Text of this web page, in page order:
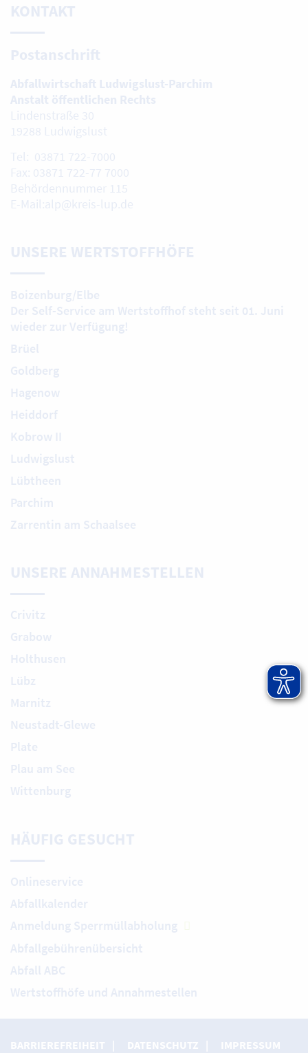
KONTAKT
Postanschrift
Abfallwirtschaft Ludwigslust-Parchim
Anstalt öffentlichen Rechts
Lindenstraße 30
19288 Ludwigslust
Tel: 03871 722-7000
Fax: 03871 722-77 7000
Behördennummer 115
E-Mail:alp@kreis-lup.de
UNSERE WERTSTOFFHÖFE
Boizenburg/Elbe
Der Self-Service am Wertstoffhof steht seit 01. Juni
wieder zur Verfügung!
Brüel
Goldberg
Hagenow
Heiddorf
Kobrow II
Ludwigslust
Lübtheen
Parchim
Zarrentin am Schaalsee
UNSERE ANNAHMESTELLEN
Crivitz
Grabow
Holthusen
Lübz
Marnitz
Neustadt-Glewe
Plate
Plau am See
Wittenburg
HÄUFIG GESUCHT
Onlineservice
Abfallkalender
Anmeldung Sperrmüllabholung
Abfallgebührenübersicht
Abfall ABC
Wertstoffhöfe und Annahmestellen
BARRIEREFREIHEIT DATENSCHUTZ IMPRESSUM